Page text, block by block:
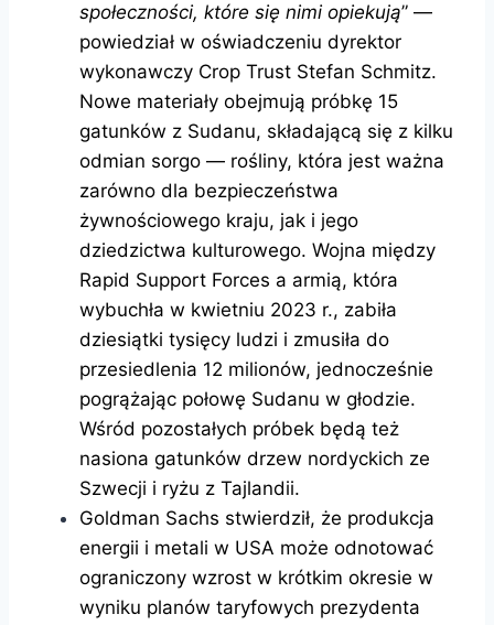
społeczności, które się nimi opiekują” —
powiedział w oświadczeniu dyrektor
wykonawczy Crop Trust Stefan Schmitz.
Nowe materiały obejmują próbkę 15
gatunków z Sudanu, składającą się z kilku
odmian sorgo — rośliny, która jest ważna
zarówno dla bezpieczeństwa
żywnościowego kraju, jak i jego
dziedzictwa kulturowego. Wojna między
Rapid Support Forces a armią, która
wybuchła w kwietniu 2023 r., zabiła
dziesiątki tysięcy ludzi i zmusiła do
przesiedlenia 12 milionów, jednocześnie
pogrążając połowę Sudanu w głodzie.
Wśród pozostałych próbek będą też
nasiona gatunków drzew nordyckich ze
Szwecji i ryżu z Tajlandii.
Goldman Sachs stwierdził, że produkcja
energii i metali w USA może odnotować
ograniczony wzrost w krótkim okresie w
wyniku planów taryfowych prezydenta